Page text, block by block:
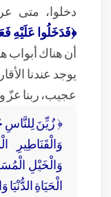
دخلوا، متى
﴿فَدَخَلُوا عَلَيْهِ
أن هناك أبواب
يوجد عندنا
عجيب، ربنا
﴿ زُيِّنَ لِلنَّاسِ
وَالْخَيْلِ
الْحَيَاةِ